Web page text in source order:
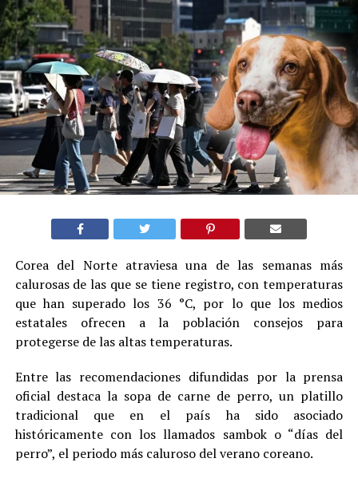
Corea del Norte atraviesa una de las semanas más
calurosas de las que se tiene registro, con temperaturas
que han superado los 36 °C, por lo que los medios
estatales ofrecen a la población consejos para
protegerse de las altas temperaturas.
Entre las recomendaciones difundidas por la prensa
oficial destaca la sopa de carne de perro, un platillo
tradicional que en el país ha sido asociado
históricamente con los llamados sambok o “días del
perro”, el periodo más caluroso del verano coreano.